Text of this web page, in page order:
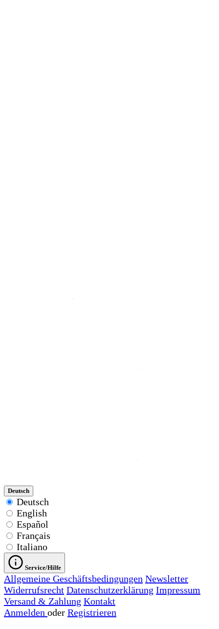
Deutsch
Deutsch
English
Español
Français
Italiano
Service/Hilfe
Allgemeine Geschäftsbedingungen Newsletter
Widerrufsrecht Datenschutzerklärung Impressum
Versand & Zahlung Kontakt
Anmelden oder Registrieren